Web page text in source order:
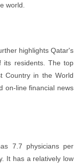
world.
highlights Qatar's
its residents. The top
Country in the World
on-line financial news
7.7 physicians per
It has a relatively low